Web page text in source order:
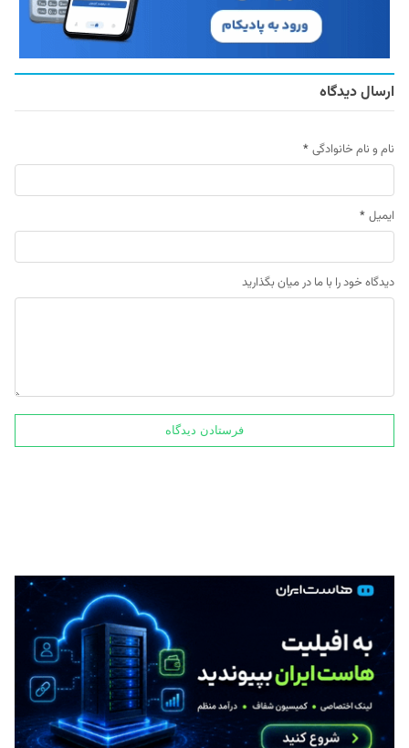
ارسال دیدگاه
نام و نام خانوادگی *
ایمیل *
دیدگاه خود را با ما در میان بگذارید